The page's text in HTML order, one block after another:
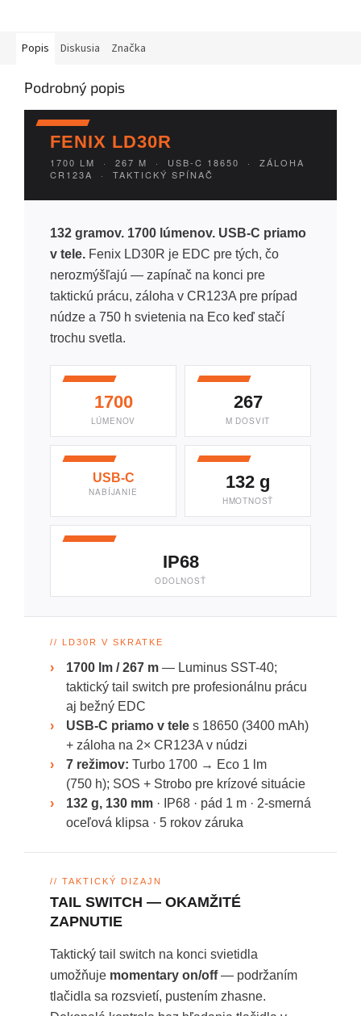
Popis Diskusia Značka
Podrobný popis
FENIX LD30R
1700 LM · 267 M · USB-C 18650 · ZÁLOHA
CR123A · TAKTICKÝ SPÍNAČ
132 gramov. 1700 lúmenov. USB-C priamo
v tele. Fenix LD30R je EDC pre tých, čo
nerozmýšľajú — zapínač na konci pre
taktickú prácu, záloha v CR123A pre prípad
núdze a 750 h svietenia na Eco keď stačí
trochu svetla.
1700
LÚMENOV
267
M DOSVIT
USB-C
NABÍJANIE 132 g
HMOTNOSŤ
IP68
ODOLNOSŤ
// LD30R V SKRATKE
› 1700 lm / 267 m — Luminus SST-40;
taktický tail switch pre profesionálnu prácu
aj bežný EDC
›
USB-C priamo v tele s 18650 (3400 mAh)
+ záloha na 2× CR123A v núdzi
›
7 režimov: Turbo 1700 → Eco 1 lm
(750 h); SOS + Strobo pre krízové situácie
›
132 g, 130 mm · IP68 · pád 1 m · 2-smerná
oceľová klipsa · 5 rokov záruka
// TAKTICKÝ DIZAJN
TAIL SWITCH — OKAMŽITÉ
ZAPNUTIE
Taktický tail switch na konci svietidla
umožňuje momentary on/off— podržaním
tlačidla sa rozsvietí, pustením zhasne.